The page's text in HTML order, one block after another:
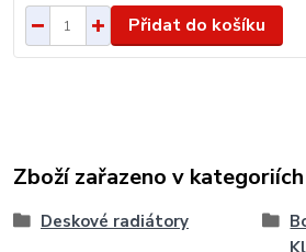
Přidat do košíku
Zboží zařazeno v kategoriích
Deskové radiátory